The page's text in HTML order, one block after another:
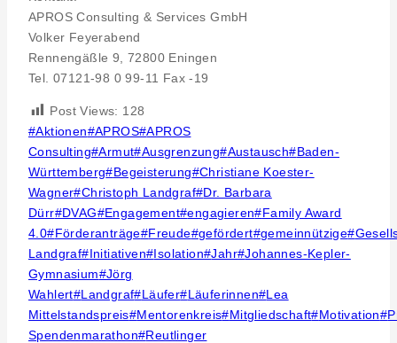
APROS Consulting & Services GmbH
Volker Feyerabend
Rennengäßle 9, 72800 Eningen
Tel. 07121-98 0 99-11 Fax -19
Post Views: 128
Post
Tags:
#Aktionen#APROS#APROS
Consulting#Armut#Ausgrenzung#Austausch#Baden-
Württemberg#Begeisterung#Christiane Koester-
Wagner#Christoph Landgraf#Dr. Barbara
Dürr#DVAG#Engagement#engagieren#Family Award
4.0#Förderanträge#Freude#gefördert#gemeinnützige#
Landgraf#Initiativen#Isolation#Jahr#Johannes-Kepler-
Gymnasium#Jörg
Wahlert#Landgraf#Läufer#Läuferinnen#Lea
Mittelstandspreis#Mentorenkreis#Mitgliedschaft#Motivation#
Spendenmarathon#Reutlinger